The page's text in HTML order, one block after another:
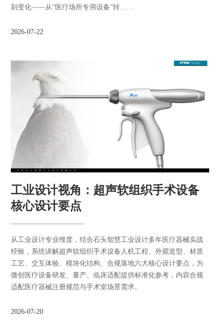
刻变化——从“医疗场所专用设备”转……
2026-07-22
工业设计视角：超声软组织手术设备
核心设计要点
从工业设计专业维度，结合石头智慧工业设计多年医疗器械实战
经验，系统讲解超声软组织手术设备人机工程、外观造型、材质
工艺、交互体验、模块化结构、合规落地六大核心设计要点，为
微创医疗设备研发、量产、临床适配提供标准化参考，内容合规
适配医疗器械注册规范与手术室场景需求。
2026-07-20